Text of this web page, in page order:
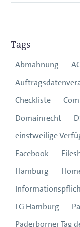
Tags
Abmahnung
Checkliste
Domainrecht
einstweilige
Facebook
Hamburg
LG Hamburg
Paderborner Tag